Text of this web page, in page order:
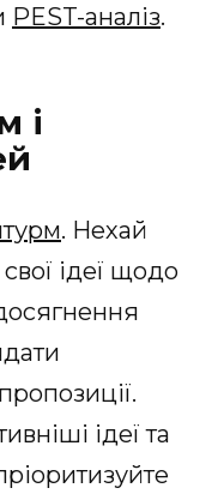
PEST-аналіз.
і
. Нехай
ідеї щодо
ідеї та